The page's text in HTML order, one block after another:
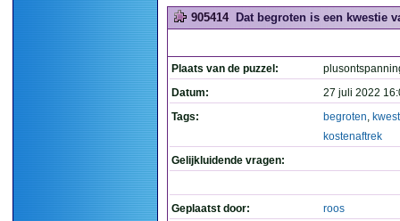
905414 Dat begroten is een kwestie
Plaats van de puzzel:
Datum:
27 juli 2022
Tags:
begroten,
kostenaftrek
Gelijkluidende vragen:
Geplaatst door: roos